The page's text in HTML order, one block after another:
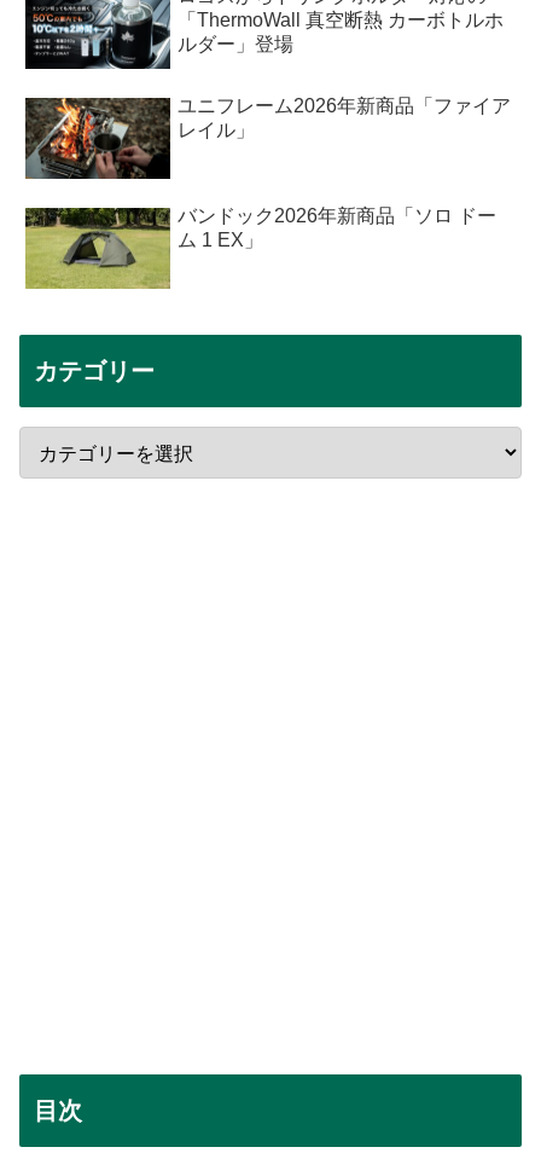
「ThermoWall 真空断熱 カーボトルホ
ルダー」登場
ユニフレーム2026年新商品「ファイア
レイル」
バンドック2026年新商品「ソロ ドー
ム 1 EX」
カテゴリー
目次